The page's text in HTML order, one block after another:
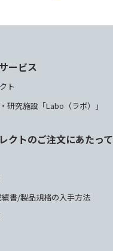
ービス
ト
研究施設「Labo（ラボ）」
クトのご注文にあたって
書/製品規格の入手方法